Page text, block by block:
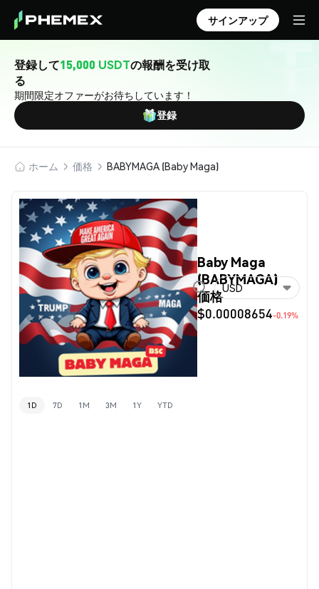
サインアップ
登録して15,000 USDTの報酬を受け取
る
期間限定オファーがお待ちしています！
登録
ホーム 価格 BABYMAGA (Baby Maga)
Baby Maga
(BABYMAGA)
価格
$0.00008654-0.19%
USD
1D 7D 1M 3M 1Y YTD